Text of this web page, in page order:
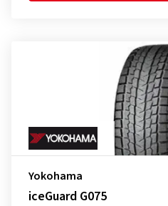
Yokohama
iceGuard G075